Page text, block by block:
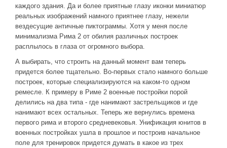
каждого здания. Да и более приятные глазу иконки миниатюр
реальных изображений намного приятнее глазу, нежели
вездесущие античные пиктограммы. Хотя у меня после
минимализма Рима 2 от обилия различных построек
расплылось в глаза от огромного выбора.
А выбирать, что строить на данный момент вам теперь
придется более тщательно. Во-первых стало намного больше
построек, которые специализируются на каком-то одном
ремесле. К примеру в Риме 2 военные постройки порой
делились на два типа - где нанимают застрельщиков и где
нанимают всех остальных. Теперь же вернулись времена
первого рима и второго средневековья. Унификация юнитов в
военных постройках ушла в прошлое и построив начальное
поле для тренировок придется думать в какое из трех